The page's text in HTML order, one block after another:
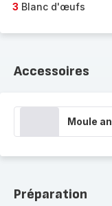
3 Blanc d'œufs
Accessoires
Moule
Préparation